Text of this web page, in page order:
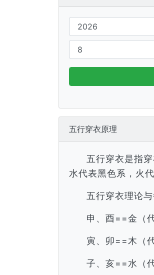
五行穿衣原理
五行穿衣是指
水代表黑色系，火
五行穿衣理论
申、酉==金（
寅、卯==木（
子、亥==水（